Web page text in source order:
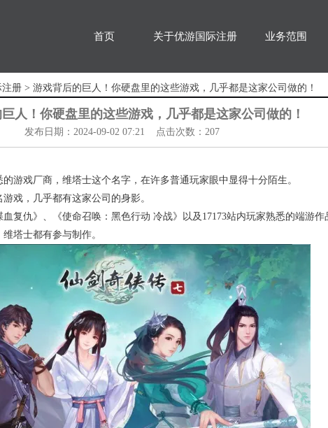
首页 关于优游国际注册 业务范围
注册 > 游戏背后的巨人！你硬盘里的这些游戏，几乎都是这家公司做的！
人！你硬盘里的这些游戏，几乎都是这家公司做的！
发布日期：2024-09-02 07:21 点击次数：207
游戏厂商，维塔士这个名字，在许多普通玩家眼中显得十分陌生。
戏，几乎都有这家公司的身影。
复仇》、《使命召唤：黑色行动 冷战》以及17173站内玩家熟悉的端游作
塔士都有参与制作。